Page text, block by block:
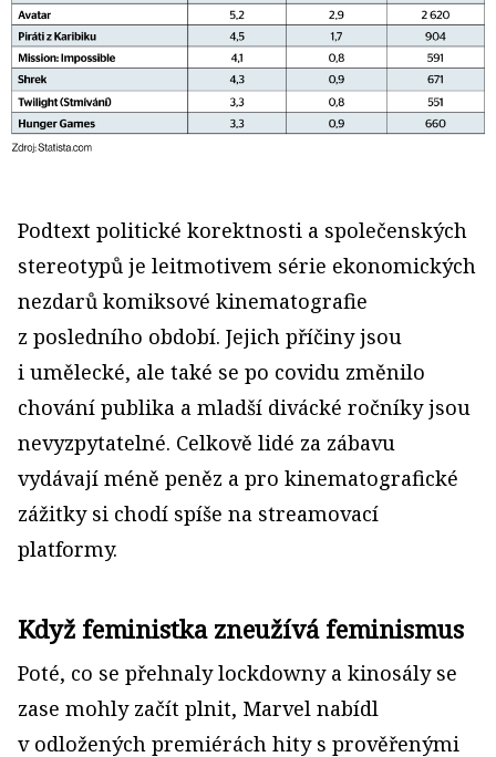
Podtext politické korektnosti a společenských
stereotypů je leitmotivem série ekonomických
nezdarů komiksové kinematografie
z posledního období. Jejich příčiny jsou
i umělecké, ale také se po covidu změnilo
chování publika a mladší divácké ročníky jsou
nevyzpytatelné. Celkově lidé za zábavu
vydávají méně peněz a pro kinematografické
zážitky si chodí spíše na streamovací
platformy.
Když feministka zneužívá feminismus
Poté, co se přehnaly lockdowny a kinosály se
zase mohly začít plnit, Marvel nabídl
v odložených premiérách hity s prověřenými